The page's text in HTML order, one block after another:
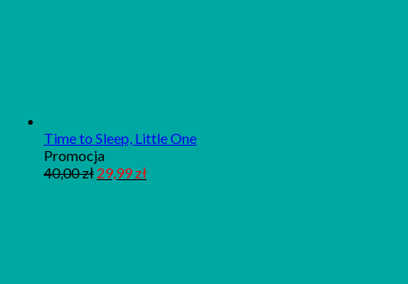
Time to Sleep, Little One
PromocjaProdukt
w
40,00zł 29,99zł